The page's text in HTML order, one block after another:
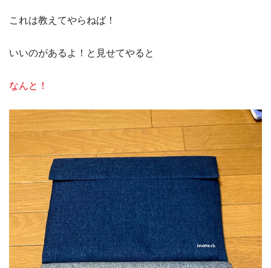
これは教えてやらねば！
いいのがあるよ！と見せてやると
なんと！